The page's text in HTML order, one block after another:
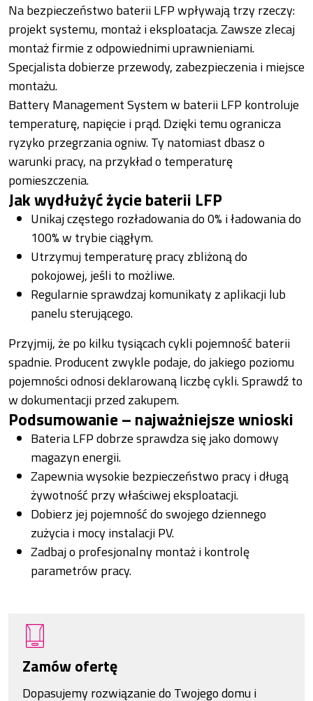
Na bezpieczeństwo baterii LFP wpływają trzy rzeczy:
projekt systemu, montaż i eksploatacja. Zawsze zlecaj
montaż firmie z odpowiednimi uprawnieniami.
Specjalista dobierze przewody, zabezpieczenia i miejsce
montażu.
Battery Management System w baterii LFP kontroluje
temperaturę, napięcie i prąd. Dzięki temu ogranicza
ryzyko przegrzania ogniw. Ty natomiast dbasz o
warunki pracy, na przykład o temperaturę
pomieszczenia.
Jak wydłużyć życie baterii LFP
Unikaj częstego rozładowania do 0% i ładowania do
100% w trybie ciągłym.
Utrzymuj temperaturę pracy zbliżoną do
pokojowej, jeśli to możliwe.
Regularnie sprawdzaj komunikaty z aplikacji lub
panelu sterującego.
Przyjmij, że po kilku tysiącach cykli pojemność baterii
spadnie. Producent zwykle podaje, do jakiego poziomu
pojemności odnosi deklarowaną liczbę cykli. Sprawdź to
w dokumentacji przed zakupem.
Podsumowanie – najważniejsze wnioski
Bateria LFP dobrze sprawdza się jako domowy
magazyn energii.
Zapewnia wysokie bezpieczeństwo pracy i długą
żywotność przy właściwej eksploatacji.
Dobierz jej pojemność do swojego dziennego
zużycia i mocy instalacji PV.
Zadbaj o profesjonalny montaż i kontrolę
parametrów pracy.
Zamów ofertę
Dopasujemy rozwiązanie do Twojego domu i